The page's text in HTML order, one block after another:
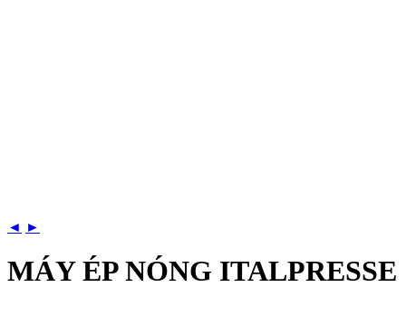
◄ ►
MÁY ÉP NÓNG ITALPRESSE